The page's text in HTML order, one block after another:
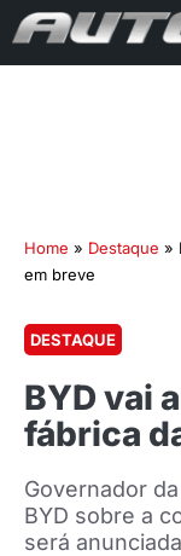
Home » Destaque »
em breve
DESTAQUE
BYD vai
fábrica
Governador
BYD sobre a
será